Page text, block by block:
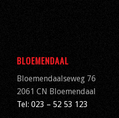
BLOEMENDAAL
Bloemendaalseweg 76
2061 CN Bloemendaal
Tel: 023 – 52 53 123